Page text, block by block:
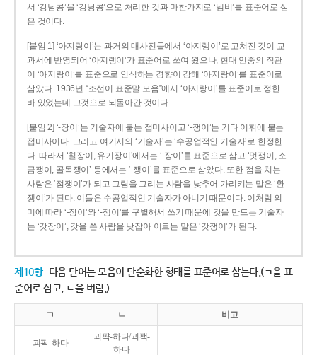
서 ‘강남콩’을 ‘강낭콩’으로 처리한 것과 마찬가지로 ‘냄비’를 표준어로 삼
은 것이다.
[붙임 1] ‘아지랑이’는 과거의 대사전들에서 ‘아지랭이’로 고쳐진 것이 교
과서에 반영되어 ‘아지랭이’가 표준어로 쓰여 왔으나, 현대 언중의 직관
이 ‘아지랑이’를 표준으로 인식하는 경향이 강해 ‘아지랑이’를 표준어로
삼았다. 1936년 “조선어 표준말 모음”에서 ‘아지랑이’를 표준어로 정한
바 있었는데 그것으로 되돌아간 것이다.
[붙임 2] ‘-장이’는 기술자에 붙는 접미사이고 ‘-쟁이’는 기타 어휘에 붙는
접미사이다. 그리고 여기서의 ‘기술자’는 ‘수공업적인 기술자’로 한정한
다. 따라서 ‘칠장이, 유기장이’에서는 ‘-장이’를 표준으로 삼고 ‘멋쟁이, 소
금쟁이, 골목쟁이’ 등에서는 ‘-쟁이’를 표준으로 삼았다. 또한 점을 치는
사람은 ‘점쟁이’가 되고 그림을 그리는 사람을 낮추어 가리키는 말은 ‘환
쟁이’가 된다. 이들은 수공업적인 기술자가 아니기 때문이다. 이처럼 의
미에 따라 ‘-장이’와 ‘-쟁이’를 구별해서 쓰기 때문에 갓을 만드는 기술자
는 ‘갓장이’, 갓을 쓴 사람을 낮잡아 이르는 말은 ‘갓쟁이’가 된다.
제10항 다음 단어는 모음이 단순화한 형태를 표준어로 삼는다.(ㄱ을 표
준어로 삼고, ㄴ을 버림.)
ㄱ ㄴ 비고
괴팍-하다
괴퍅-하다/괴팩-
하다